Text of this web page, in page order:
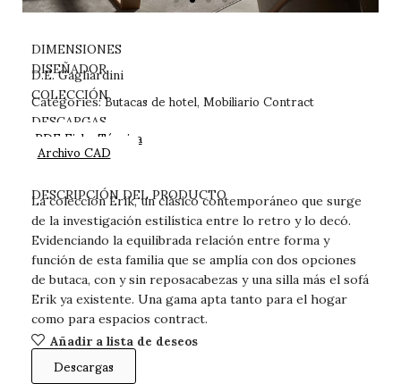
DESCRIPCIÓN DEL PRODUCTO
La colección Erik, un clásico contemporáneo que surge
de la investigación estilística entre lo retro y lo decó.
Evidenciando la equilibrada relación entre forma y
función de esta familia que se amplía con dos opciones
de butaca, con y sin reposacabezas y una silla más el sofá
Erik ya existente. Una gama apta tanto para el hogar
como para espacios contract.
Añadir a lista de deseos
Descargas
DIMENSIONES
DISEÑADOR
D.E. Gagliardini
COLECCIÓN
Categories:Butacas de hotel, Mobiliario Contract
DESCARGAS
PDF Ficha Técnica
Archivo CAD